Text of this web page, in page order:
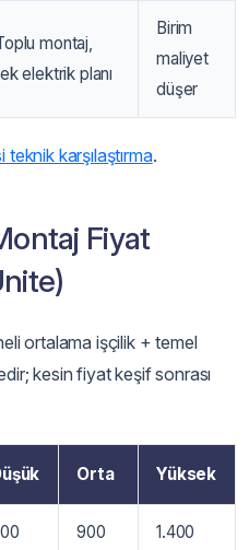
montaj,
elektrik planı
Birim
maliyet
düşer
teknik karşılaştırma.
Fiyat
ortalama işçilik + temel
kesin fiyat keşif sonrası
Orta Yüksek
900
1.400